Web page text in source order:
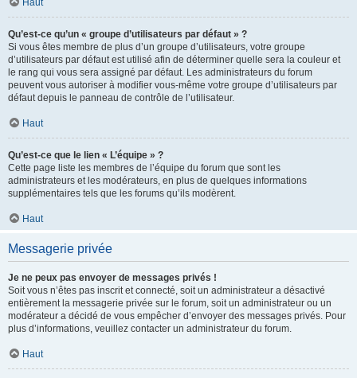
Haut
Qu’est-ce qu’un « groupe d’utilisateurs par défaut » ?
Si vous êtes membre de plus d’un groupe d’utilisateurs, votre groupe
d’utilisateurs par défaut est utilisé afin de déterminer quelle sera la couleur et
le rang qui vous sera assigné par défaut. Les administrateurs du forum
peuvent vous autoriser à modifier vous-même votre groupe d’utilisateurs par
défaut depuis le panneau de contrôle de l’utilisateur.
Haut
Qu’est-ce que le lien « L’équipe » ?
Cette page liste les membres de l’équipe du forum que sont les
administrateurs et les modérateurs, en plus de quelques informations
supplémentaires tels que les forums qu’ils modèrent.
Haut
Messagerie privée
Je ne peux pas envoyer de messages privés !
Soit vous n’êtes pas inscrit et connecté, soit un administrateur a désactivé
entièrement la messagerie privée sur le forum, soit un administrateur ou un
modérateur a décidé de vous empêcher d’envoyer des messages privés. Pour
plus d’informations, veuillez contacter un administrateur du forum.
Haut